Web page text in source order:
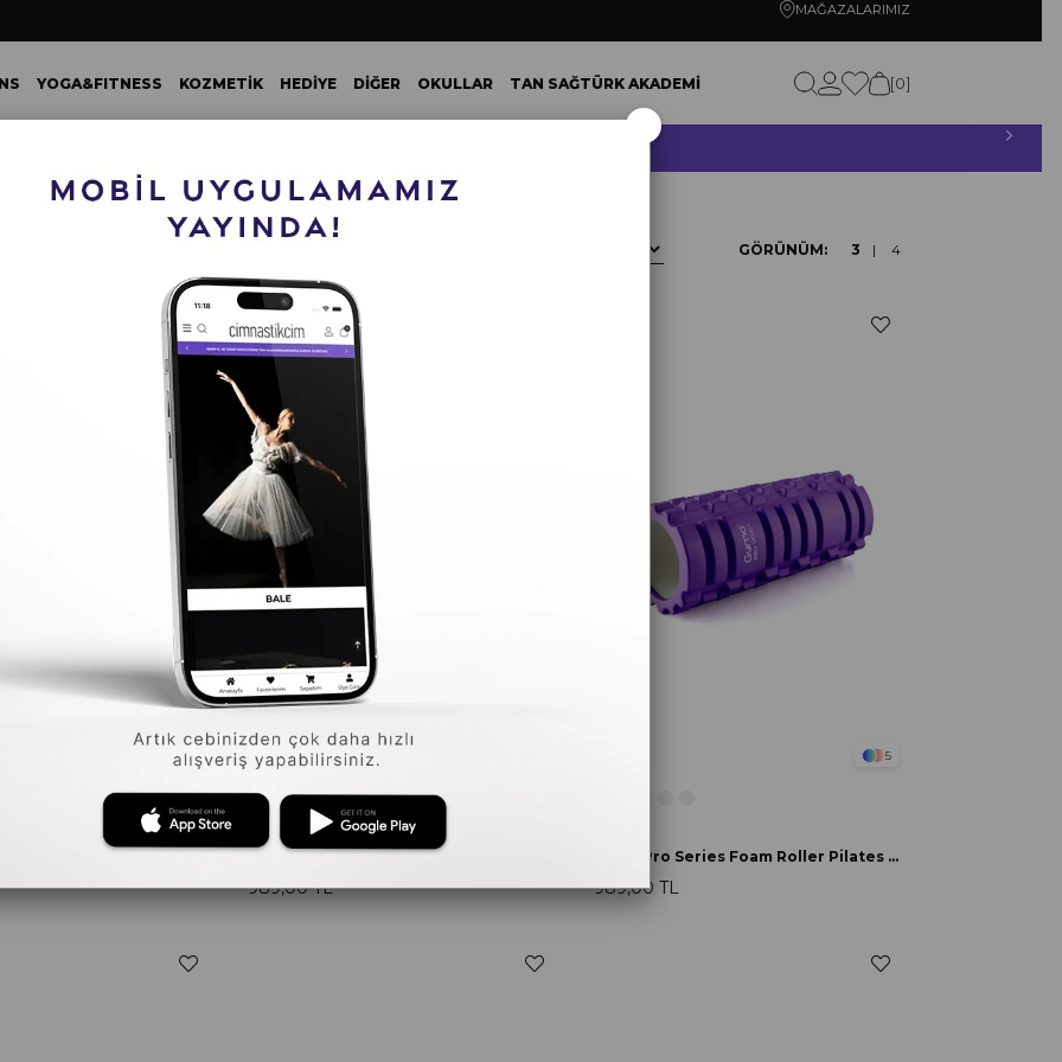
MAĞAZALARIMIZ
YOGA&FITNESS KOZMETİK HEDİYE DİĞER OKULLAR TAN SAĞTÜRK AKADEMİ 0
3
500gr Siyah
989,00 TL
5
Gymo Pro Series Foam Roller Pilates Masaj Rulosu Mor
989,00 TL